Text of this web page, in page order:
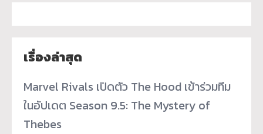
เรื่องล่าสุด
Marvel Rivals เปิดตัว The Hood เข้าร่วมทีม
ในอัปเดต Season 9.5: The Mystery of
Thebes